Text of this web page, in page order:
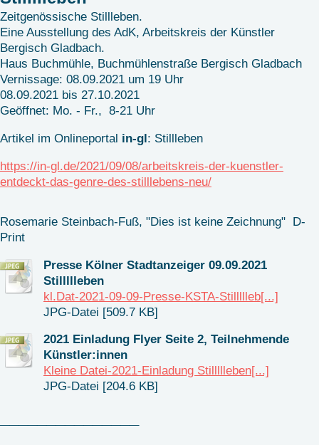
Zeitgenössische Stillleben.
Eine Ausstellung des AdK, Arbeitskreis der Künstler
Bergisch Gladbach.
Haus Buchmühle, Buchmühlenstraße Bergisch Gladbach
Vernissage: 08.09.2021 um 19 Uhr
08.09.2021 bis 27.10.2021
Geöffnet: Mo. - Fr., 8-21 Uhr
Artikel im Onlineportal in-gl: Stillleben
https://in-gl.de/2021/09/08/arbeitskreis-der-kuenstler-
entdeckt-das-genre-des-stilllebens-neu/
Rosemarie Steinbach-Fuß, "Dies ist keine Zeichnung" D-
Print
Presse Kölner Stadtanzeiger 09.09.2021
Stillllleben
kl.Dat-2021-09-09-Presse-KSTA-Stillllleb[...]
JPG-Datei [509.7 KB]
2021 Einladung Flyer Seite 2, Teilnehmende
Künstler:innen
Kleine Datei-2021-Einladung Stillllleben[...]
JPG-Datei [204.6 KB]